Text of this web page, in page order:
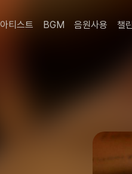
아티스트 BGM 음원사용 챌